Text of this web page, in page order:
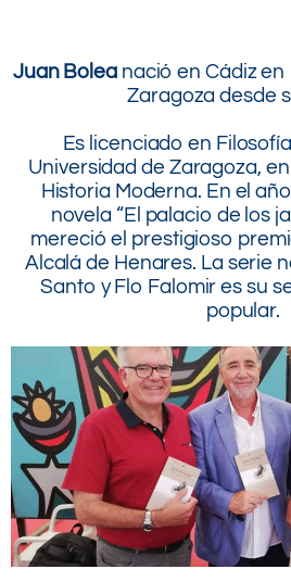
Juan Bolea nació en Cádiz en
Zaragoza desde
Es licenciado en
Universidad de Zaragoza,
Historia Moderna. En el
novela “El palacio de los
mereció el prestigioso
Alcalá de Henares. La serie
Santo y Flo Falomir es su
popular.